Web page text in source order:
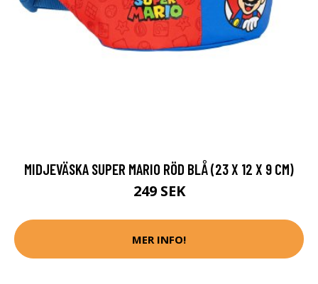
MIDJEVÄSKA SUPER MARIO RÖD BLÅ (23 X 12 X 9 CM)
249 SEK
MER INFO!